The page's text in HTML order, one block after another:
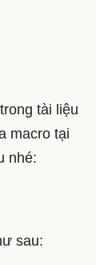
tài liệu
macro tại
nhé:
sau: